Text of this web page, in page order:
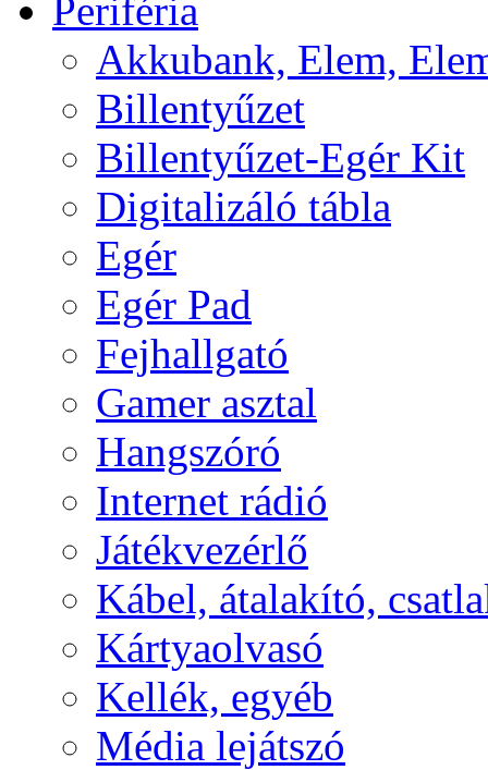
Periféria
Akkubank, Elem,
Billentyűzet
Billentyűzet-Egér Kit
Digitalizáló tábla
Egér
Egér Pad
Fejhallgató
Gamer asztal
Hangszóró
Internet rádió
Játékvezérlő
Kábel, átalakító,
Kártyaolvasó
Kellék, egyéb
Média lejátszó